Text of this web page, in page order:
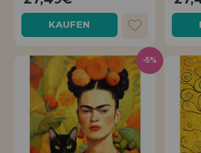
KAUFEN
-5%